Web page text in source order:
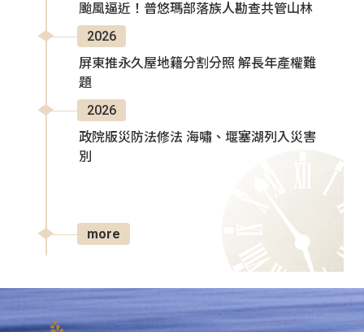
颱風逼近！普悠瑪部落族人勘查共管山林
2026
屏東推永久屋地籍分割分照 解長年產權難
題
2026
政院版災防法修法 海嘯、堰塞湖列入災害
別
more